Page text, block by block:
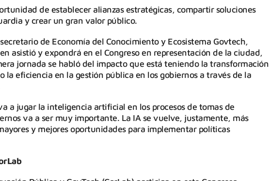
de establecer alianzas estratégicas, compartir soluciones
y crear un gran valor público.
de Economía del Conocimiento y Ecosistema Govtech,
asistió y expondrá en el Congreso en representación de la ciudad,
jornada se habló del impacto que está teniendo la transformación
la eficiencia en la gestión pública en los gobiernos a través de la
a jugar la inteligencia artificial en los procesos de tomas de
va a ser muy importante. La IA se vuelve, justamente, más
y mejores oportunidades para implementar políticas